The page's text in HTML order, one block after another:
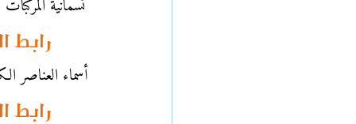
تسمانية
رابط
أسماء العناصر
رابط